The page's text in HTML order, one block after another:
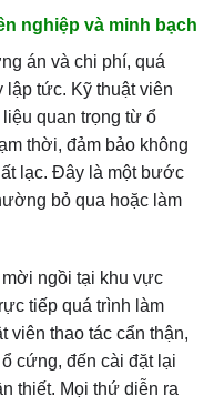
nghiệp và minh bạch
án và chi phí, quá
tức. Kỹ thuật viên
quan trọng từ ổ
thời, đảm bảo không
lạc. Đây là một bước
bỏ qua hoặc làm
ngồi tại khu vực
tiếp quá trình làm
viên thao tác cẩn thận,
cứng, đến cài đặt lại
thiết. Mọi thứ diễn ra